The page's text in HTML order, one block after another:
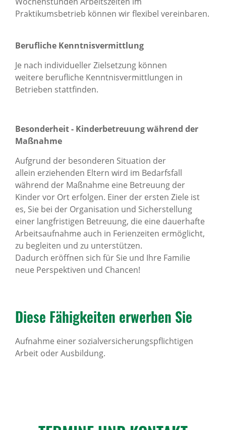
Praktikumsbetrieb können wir flexibel vereinbaren.
Berufliche Kenntnisvermittlung
Je nach individueller Zielsetzung können
weitere berufliche Kenntnisvermittlungen in
Betrieben stattfinden.
Besonderheit - Kinderbetreuung während der
Maßnahme
Aufgrund der besonderen Situation der
allein erziehenden Eltern wird im Bedarfsfall
während der Maßnahme eine Betreuung der
Kinder vor Ort erfolgen. Einer der ersten Ziele ist
es, Sie bei der Organisation und Sicherstellung
einer langfristigen Betreuung, die eine dauerhafte
Arbeitsaufnahme auch in Ferienzeiten ermöglicht,
zu begleiten und zu unterstützen.
Dadurch eröffnen sich für Sie und Ihre Familie
neue Perspektiven und Chancen!
Diese Fähig­keiten erwerben Sie
Aufnahme einer sozialversicherungspflichtigen
Arbeit oder Ausbildung.